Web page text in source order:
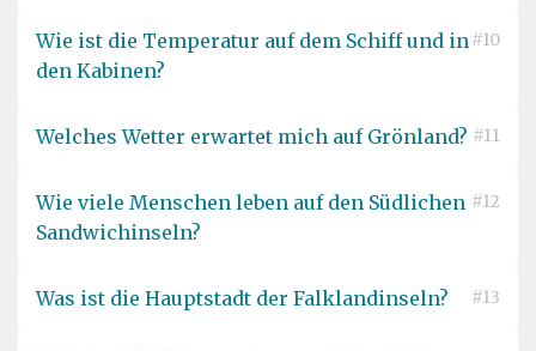
Wie ist die Temperatur auf dem Schiff und in
den Kabinen?
#10
Welches Wetter erwartet mich auf Grönland? #11
Wie viele Menschen leben auf den Südlichen
Sandwichinseln?
#12
Was ist die Hauptstadt der Falklandinseln? #13